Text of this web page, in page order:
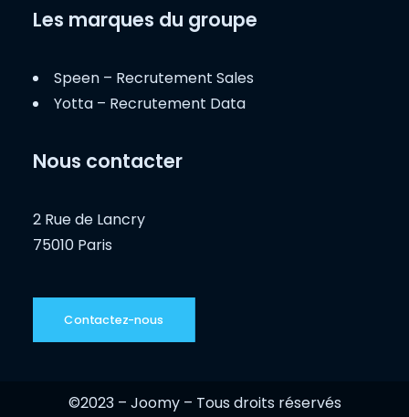
Les marques du groupe
Speen – Recrutement Sales
Yotta – Recrutement Data
Nous contacter
2 Rue de Lancry
75010 Paris
Contactez-nous
©2023 – Joomy – Tous droits réservés